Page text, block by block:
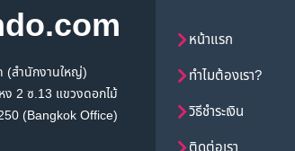
(สำนักงานใหญ่)
2 ซ.13 แขวงดอกไม้
(Bangkok Office)
หน้าแรก
ทำไมต้องเรา?
วิธีชำระเงิน